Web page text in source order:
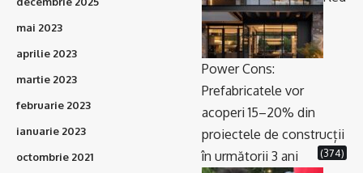
mai 2023
aprilie 2023
martie 2023
februarie 2023
ianuarie 2023
octombrie 2021
Power Cons:
Prefabricatele vor
acoperi 15–20% din
proiectele de construcții
în următorii 3 ani
(374)